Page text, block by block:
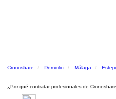
Cronoshare Domicilio Málaga
¿Por qué contratar profesionales de